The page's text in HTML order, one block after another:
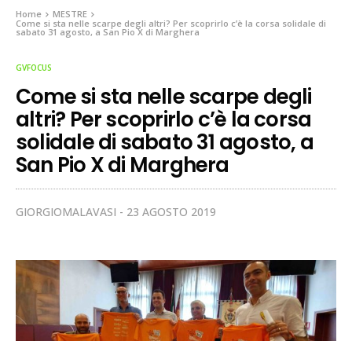
Home
MESTRE
Come si sta nelle scarpe degli altri? Per scoprirlo c’è la corsa solidale di
sabato 31 agosto, a San Pio X di Marghera
GVFOCUS
Come si sta nelle scarpe degli
altri? Per scoprirlo c’è la corsa
solidale di sabato 31 agosto, a
San Pio X di Marghera
GIORGIOMALAVASI 23 AGOSTO 2019